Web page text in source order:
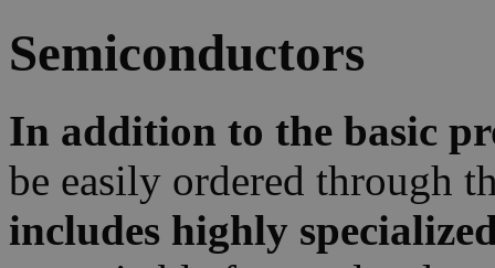
Semiconductors
In addition to the basic
be easily ordered through
includes highly